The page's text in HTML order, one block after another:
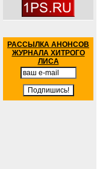
РАССЫЛКА АНОНСОВ
ЖУРНАЛА ХИТРОГО
ЛИСА